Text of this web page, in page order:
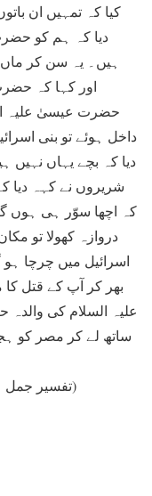
کیا کہ تمہیں ان
دیا کہ ہم کو
ہیں۔ یہ سن کر
اور کہا کہ
حضرت عیسیٰ علیہ
داخل ہوئے تو بنی
دیا کہ بچے یہاں نہیں
شریروں نے کہہ دیا
کہ اچھا سوّر ہی ہوں
دروازہ کھولا تو
اسرائیل میں چرچا
بھر کر آپ کے قتل
علیہ السلام کی
ساتھ لے کر مصر کو
(تفسیر جمل علی الجلالین،ص۴۱۹،پ۳، آل عمران ۴۹)